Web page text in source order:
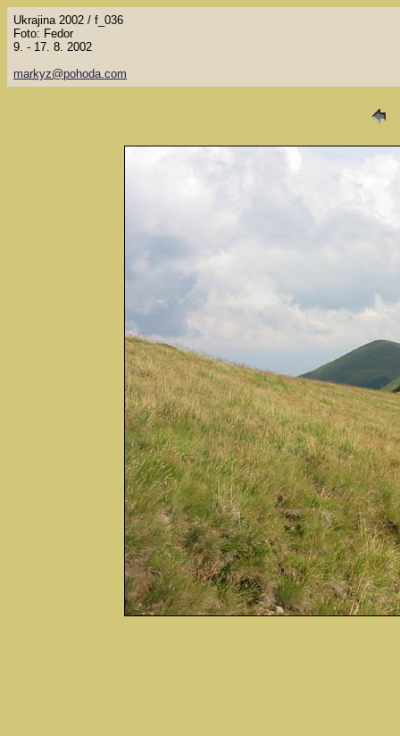
Ukrajina 2002 / f_036
Foto: Fedor
9. - 17. 8. 2002
markyz@pohoda.com